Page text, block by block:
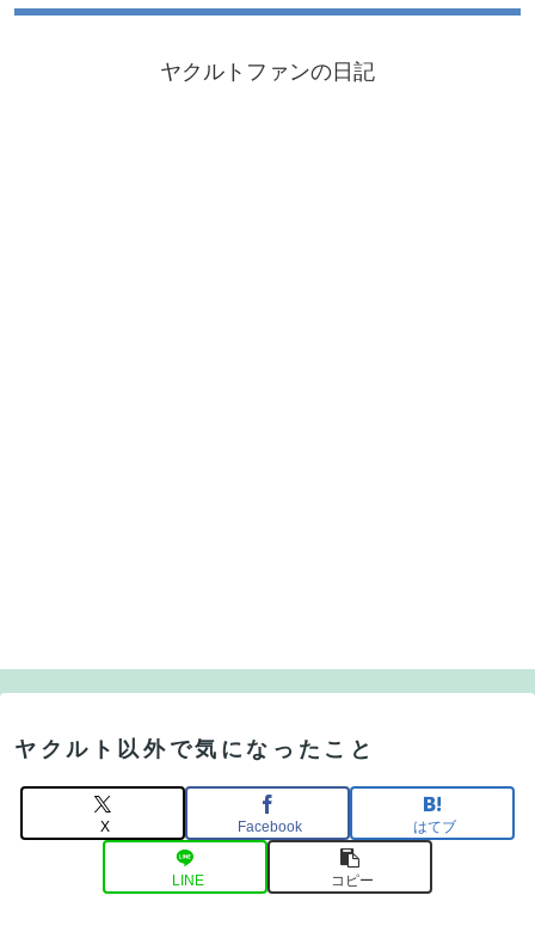
ヤクルトファンの日記
ヤクルト以外で気になったこと
X Facebook はてブ
LINE コピー